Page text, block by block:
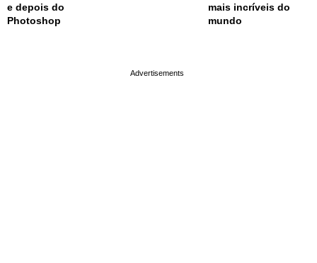
e depois do
Photoshop
mais incríveis do
mundo